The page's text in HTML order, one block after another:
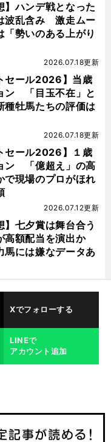
】ハンデ戦となった
波乱含み 激走ムー
「勢いのある上がり
セール2026】当歳
ン 「目玉不在」と
種牡馬たちの評価は
2026.07.18更新
セール2026】１歳
ン 「億超え」の高
で現場のプロがほれ
2026.07.18更新
】七夕賞は舞台合う
高額配当を演出か
馬には嫌なデータあ
2026.07.12更新
Xでフォローする
LINEで
アカウント追加